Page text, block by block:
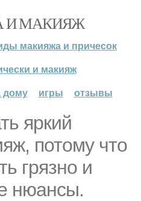
И МАКИЯЖ
макияжа и причесок
и макияж
дому
игры отзывы
яркий
потому что
грязно и
нюансы.